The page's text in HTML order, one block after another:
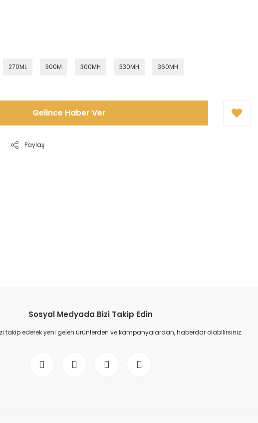
270ML 300M 300MH 330MH 360MH
Gelince Haber Ver
Paylaş
Sosyal Medyada Bizi Takip Edin
takip ederek yeni gelen ürünlerden ve kampanyalardan, haberdar olabilirsiniz.